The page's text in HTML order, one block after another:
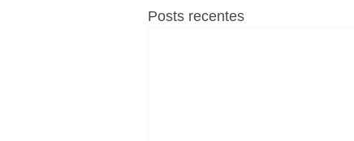
Posts recentes